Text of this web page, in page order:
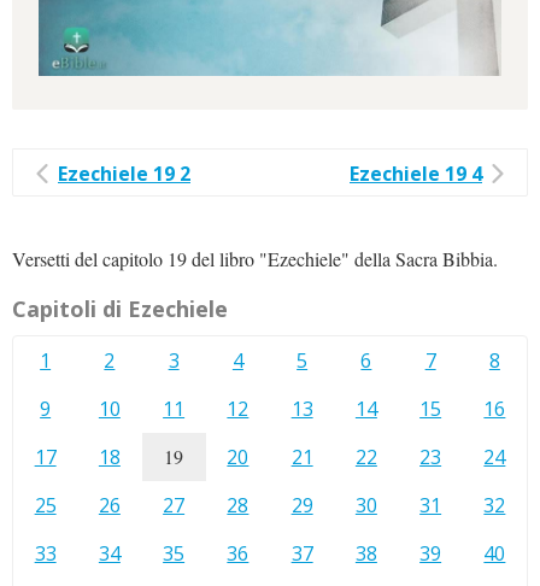
Ezechiele 19 2 Ezechiele 19 4
Versetti del capitolo 19 del libro "Ezechiele" della Sacra Bibbia.
Capitoli di Ezechiele
1 2 3 4 5 6 7
8
9
10 11 12 13 14 15
16
17
18 19 20 21 22 23
24
25
26 27 28 29 30 31
32
33
34 35 36 37 38 39
40